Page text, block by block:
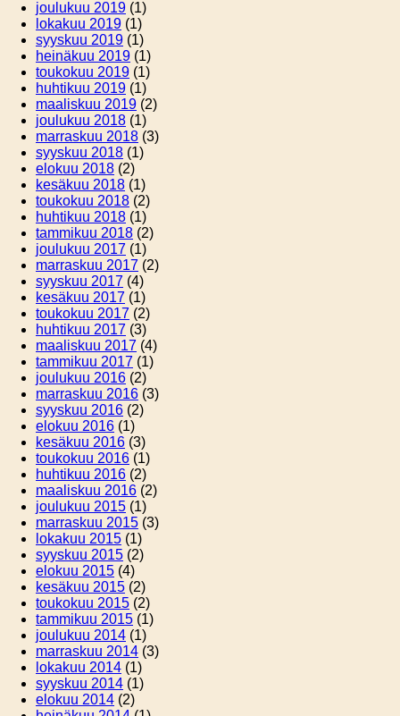
joulukuu 2019 (1)
lokakuu 2019 (1)
syyskuu 2019 (1)
heinäkuu 2019 (1)
toukokuu 2019 (1)
huhtikuu 2019 (1)
maaliskuu 2019 (2)
joulukuu 2018 (1)
marraskuu 2018 (3)
syyskuu 2018 (1)
elokuu 2018 (2)
kesäkuu 2018 (1)
toukokuu 2018 (2)
huhtikuu 2018 (1)
tammikuu 2018 (2)
joulukuu 2017 (1)
marraskuu 2017 (2)
syyskuu 2017 (4)
kesäkuu 2017 (1)
toukokuu 2017 (2)
huhtikuu 2017 (3)
maaliskuu 2017 (4)
tammikuu 2017 (1)
joulukuu 2016 (2)
marraskuu 2016 (3)
syyskuu 2016 (2)
elokuu 2016 (1)
kesäkuu 2016 (3)
toukokuu 2016 (1)
huhtikuu 2016 (2)
maaliskuu 2016 (2)
joulukuu 2015 (1)
marraskuu 2015 (3)
lokakuu 2015 (1)
syyskuu 2015 (2)
elokuu 2015 (4)
kesäkuu 2015 (2)
toukokuu 2015 (2)
tammikuu 2015 (1)
joulukuu 2014 (1)
marraskuu 2014 (3)
lokakuu 2014 (1)
syyskuu 2014 (1)
elokuu 2014 (2)